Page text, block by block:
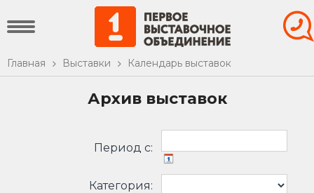
Главная Выставки Календарь выставок
Архив выставок
Период c:
Категория: